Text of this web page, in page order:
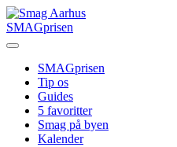
SMAGprisen
SMAGprisen
Tip os
Guides
5 favoritter
Smag på byen
Kalender